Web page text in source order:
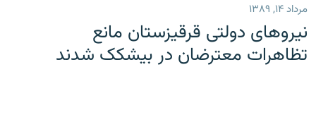
اصلی
رفتن
صفحه
انتخاب کنید و بشنوید
پادکست
مرداد ۱۴, ۱۳۸۹
نيروهای دولتی قرقيزستان مانع
تظاهرات معترضان در بيشکک شدند